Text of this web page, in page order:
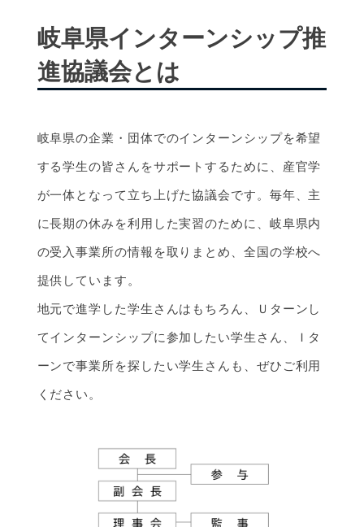
岐阜県インターンシップ推
進協議会とは
岐阜県の企業・団体でのインターンシップを希望
する学生の皆さんをサポートするために、産官学
が一体となって立ち上げた協議会です。毎年、主
に長期の休みを利用した実習のために、岐阜県内
の受入事業所の情報を取りまとめ、全国の学校へ
提供しています。
地元で進学した学生さんはもちろん、Ｕターンし
てインターンシップに参加したい学生さん、Ｉタ
ーンで事業所を探したい学生さんも、ぜひご利用
ください。